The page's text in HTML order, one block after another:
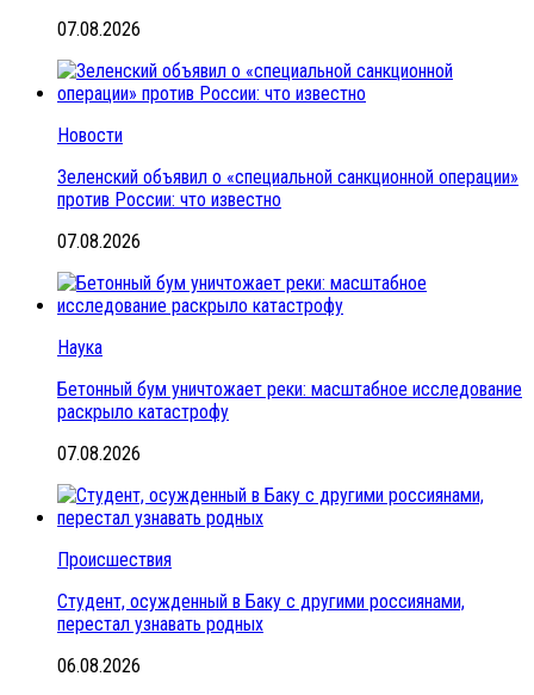
07.08.2026
Новости
Зеленский объявил о «специальной санкционной операции»
против России: что известно
07.08.2026
Наука
Бетонный бум уничтожает реки: масштабное исследование
раскрыло катастрофу
07.08.2026
Происшествия
Студент, осужденный в Баку с другими россиянами,
перестал узнавать родных
06.08.2026